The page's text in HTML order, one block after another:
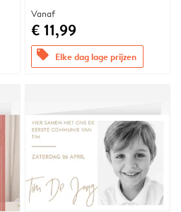
Vanaf
€ 11,99
offers Elke dag lage prijzen